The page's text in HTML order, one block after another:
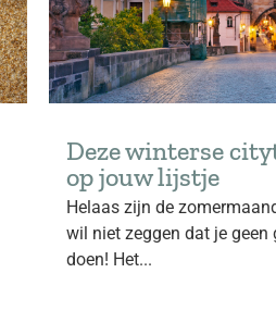
Deze winterse
op jouw lijstje
Helaas zijn de
wil niet zeggen dat je
doen! Het...